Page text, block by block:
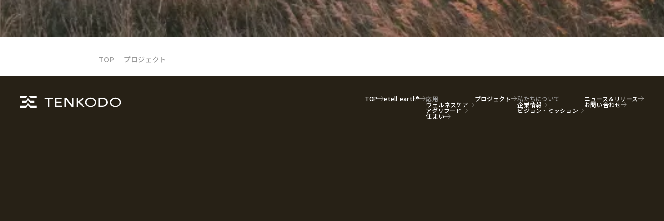
TOP プロジェクト
TOP etell earth® 応用
ウェルネスケア
アグリフード
住まい
プロジェクト 私たちについて
企業情報
ビジョン・ミッション
ニュース＆リリース
お問い合わせ